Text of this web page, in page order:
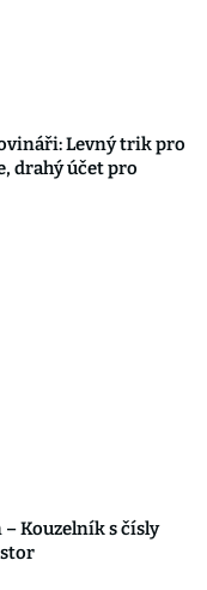
Levný trik pro
drahý účet pro
– Kouzelník s čísly